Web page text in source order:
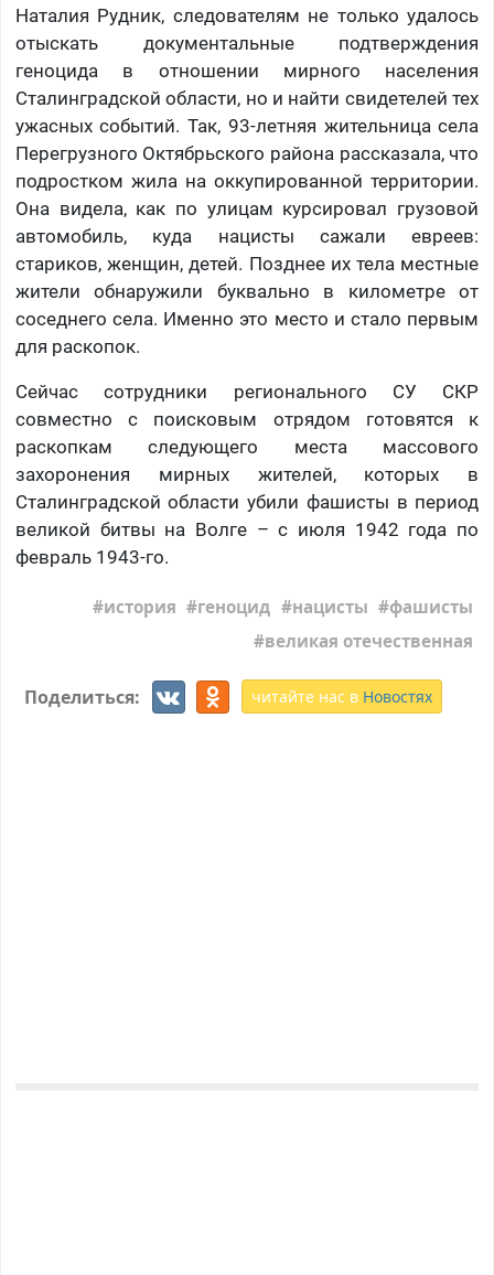
Наталия Рудник, следователям не только удалось
отыскать документальные подтверждения
геноцида в отношении мирного населения
Сталинградской области, но и найти свидетелей тех
ужасных событий. Так, 93-летняя жительница села
Перегрузного Октябрьского района рассказала, что
подростком жила на оккупированной территории.
Она видела, как по улицам курсировал грузовой
автомобиль, куда нацисты сажали евреев:
стариков, женщин, детей. Позднее их тела местные
жители обнаружили буквально в километре от
соседнего села. Именно это место и стало первым
для раскопок.
Сейчас сотрудники регионального СУ СКР
совместно с поисковым отрядом готовятся к
раскопкам следующего места массового
захоронения мирных жителей, которых в
Сталинградской области убили фашисты в период
великой битвы на Волге – с июля 1942 года по
февраль 1943-го.
история геноцид нацисты
фашисты
великая отечественная
Поделиться: читайте нас в Новостях